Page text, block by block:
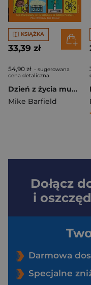
KSIĄŻKA
33,39 zł
54,90 zł - sugerowana
cena detaliczna
Dzień z życia mumii, zarazków i różnych wynalazków
Mike Barfield
Dołącz
i
Darmowa
Specjalne